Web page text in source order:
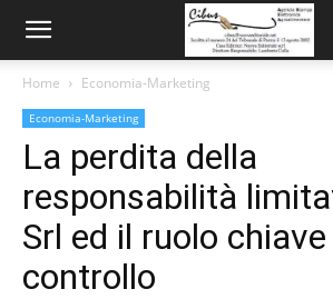
Home Economia-Marketing
Economia-Marketing
La perdita della
responsabilità
Srl ed il ruolo chiave
controllo